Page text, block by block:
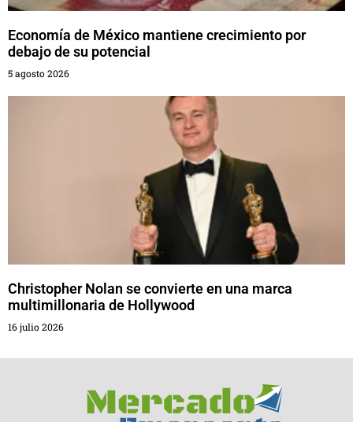
Economía de México mantiene crecimiento por
debajo de su potencial
5 agosto 2026
Christopher Nolan se convierte en una marca
multimillonaria de Hollywood
16 julio 2026